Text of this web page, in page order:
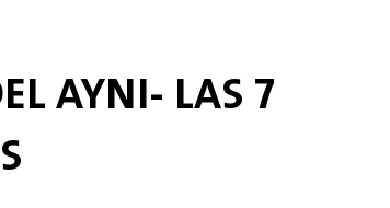
AYNI- LAS 7